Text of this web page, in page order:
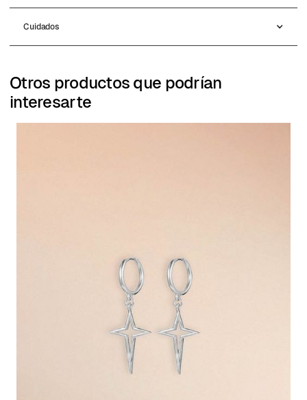
Cuidados
Otros productos que podrían
interesarte